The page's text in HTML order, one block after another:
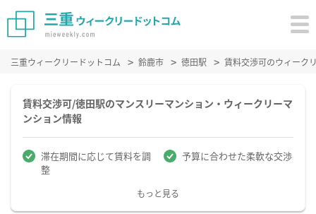
三重ウィークリードットコム 鈴鹿市 徳田駅 賃料交渉可のウィーク
賃料交渉可/徳田駅のマンスリーマンション・ウィークリーマ
ンション情報
滞在期間に応じて賃料を調
整
予算に合わせた柔軟な交渉
もっと見る